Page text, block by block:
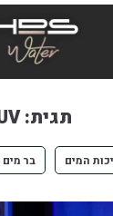
תגית: UV
המים בר מים